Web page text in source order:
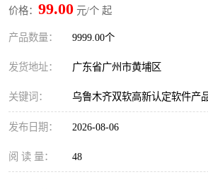
价格： 99.00 元/个 起
产品数量： 9999.00个
发货地址： 广东省广州市黄埔区
关键词： 乌鲁木齐双软高新认定软件产
发布日期： 2026-08-06
阅 读 量： 48